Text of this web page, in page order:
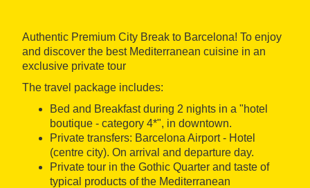
Authentic Premium City Break to Barcelona! To enjoy
and discover the best Mediterranean cuisine in an
exclusive private tour
The travel package includes:
Bed and Breakfast during 2 nights in a "hotel
boutique - category 4*", in downtown.
Private transfers: Barcelona Airport - Hotel
(centre city). On arrival and departure day.
Private tour in the Gothic Quarter and taste of
typical products of the Mediterranean